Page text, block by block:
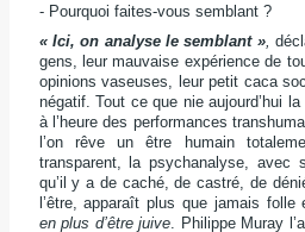
- Pourquoi faites-vous semblant ?
« Ici, on analyse le semblant »,
gens, leur mauvaise expérience de
opinions vaseuses, leur petit caca
négatif. Tout ce que nie aujourd’hui
à l’heure des performances
l’on rêve un être humain
transparent, la psychanalyse, avec
qu’il y a de caché, de castré, de
l’être, apparaît plus que jamais
en plus d’être juive. Philippe Muray